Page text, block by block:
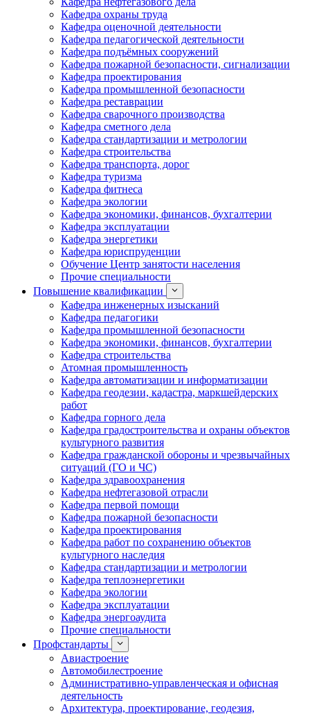
Кафедра охраны труда
Кафедра оценочной деятельности
Кафедра педагогической деятельности
Кафедра подъёмных сооружений
Кафедра пожарной безопасности, сигнализации
Кафедра проектирования
Кафедра промышленной безопасности
Кафедра реставрации
Кафедра сварочного производства
Кафедра сметного дела
Кафедра стандартизации и метрологии
Кафедра строительства
Кафедра транспорта, дорог
Кафедра туризма
Кафедра фитнеса
Кафедра экологии
Кафедра экономики, финансов, бухгалтерии
Кафедра эксплуатации
Кафедра энергетики
Кафедра юриспруденции
Обучение Центр занятости населения
Прочие специальности
Повышение квалификации
Кафедра инженерных изысканий
Кафедра педагогики
Кафедра промышленной безопасности
Кафедра экономики, финансов, бухгалтерии
Кафедра строительства
Атомная промышленность
Кафедра автоматизации и информатизации
Кафедра геодезии, кадастра, маркшейдерских
работ
Кафедра горного дела
Кафедра градостроительства и охраны объектов
культурного развития
Кафедра гражданской обороны и чрезвычайных
ситуаций (ГО и ЧС)
Кафедра здравоохранения
Кафедра нефтегазовой отрасли
Кафедра первой помощи
Кафедра пожарной безопасности
Кафедра проектирования
Кафедра работ по сохранению объектов
культурного наследия
Кафедра стандартизации и метрологии
Кафедра теплоэнергетики
Кафедра экологии
Кафедра эксплуатации
Кафедра энергоаудита
Прочие специальности
Профстандарты
Авиастроение
Автомобилестроение
Административно-управленческая и офисная
деятельность
Архитектура, проектирование, геодезия,